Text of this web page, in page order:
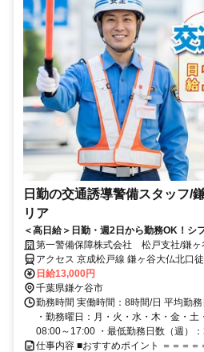
日勤の交通誘導警備スタッフ/
リア
＜高日給＞日勤・週2日から勤務OK！シ
未経験歓迎★
第一警備保障株式会社 松戸支社/鎌ヶ
アクセス 京成松戸線 鎌ヶ谷大仏北口
全額支給＊
日給13,000円
千葉県鎌ケ谷市
勤務時間 実働時間：8時間/日 平均勤
・勤務曜日：月・火・水・木・金・
08:00～17:00 ・最低勤務日数（週）：
仕事内容 ■おすすめポイント ＝＝＝